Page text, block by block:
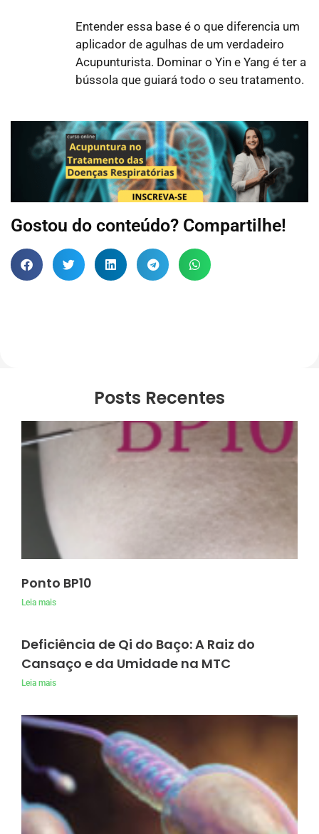
Entender essa base é o que diferencia um
aplicador de agulhas de um verdadeiro
Acupunturista. Dominar o Yin e Yang é ter a
bússola que guiará todo o seu tratamento.
Gostou do conteúdo? Compartilhe!
Posts Recentes
Ponto BP10
Leia mais
Deficiência de Qi do Baço: A Raiz do
Cansaço e da Umidade na MTC
Leia mais